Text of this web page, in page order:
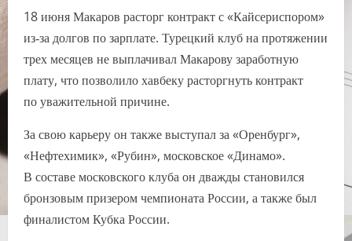
18 июня Макаров расторг контракт с «Кайсериспором»
из‑за долгов по зарплате. Турецкий клуб на протяжении
трех месяцев не выплачивал Макарову заработную
плату, что позволило хавбеку расторгнуть контракт
по уважительной причине.
За свою карьеру он также выступал за «Оренбург»,
«Нефтехимик», «Рубин», московское «Динамо».
В составе московского клуба он дважды становился
бронзовым призером чемпионата России, а также был
финалистом Кубка России.